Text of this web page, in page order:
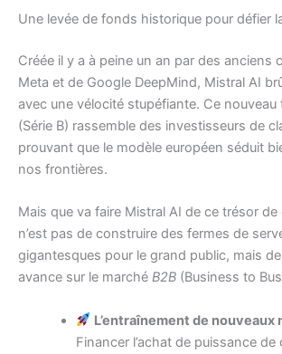
Une levée de fonds historique pour défier
Créée il y a à peine un an par des anciens
Meta et de Google DeepMind, Mistral AI
avec une vélocité stupéfiante. Ce nouveau
(Série B) rassemble des investisseurs de
prouvant que le modèle européen séduit
nos frontières.
Mais que va faire Mistral AI de ce trésor de
n’est pas de construire des fermes de
gigantesques pour le grand public, mais
avance sur le marché B2B (Business to
L’entraînement de nouveaux
Financer l’achat de puissance de